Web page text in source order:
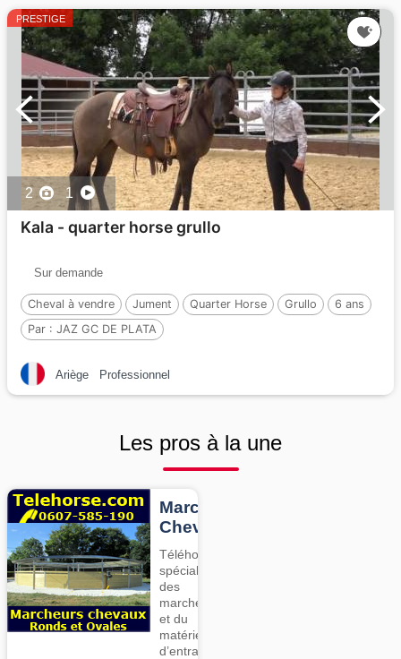
PRESTIGE
2 1
Kala - quarter horse grullo
Sur demande
Cheval à vendre Jument Quarter Horse Grullo
6 ans
Par : JAZ GC DE PLATA
Ariège Professionnel
Les pros à la une
Marcheurs
Chevaux
Téléhorse,
spécialiste
des
marcheurs
et du
matériel
d’entrainement